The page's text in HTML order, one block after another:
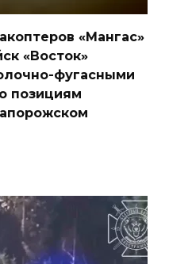
«Мангас»
«Восток»
фугасными
позициям